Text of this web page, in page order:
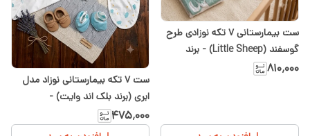
ست بیمارستانی ۷ تکه نوزادی طرح
گوسفند (Little Sheep) - برند
Youna
۸۱۰٬۰۰۰
ست ۷ تکه بیمارستانی نوزاد مدل
ابری (برند بلک اند وایت) -
سیسمونی شیدا
۴۷۵٬۰۰۰